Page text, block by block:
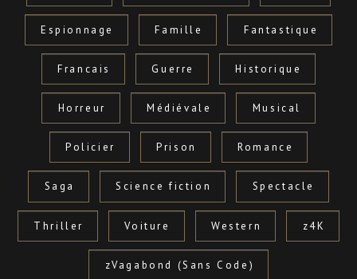
Espionnage Famille Fantastique
Francais Guerre Historique
Horreur Médiévale Musical
Policier Prison Romance
Saga Science fiction Spectacle
Thriller Voiture Western z4K
zVagabond (Sans Code)